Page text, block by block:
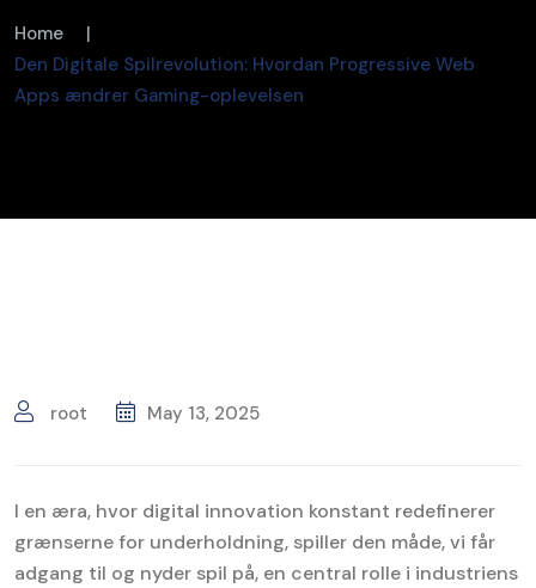
Home
|
Den Digitale Spilrevolution: Hvordan Progressive Web
Apps ændrer Gaming-oplevelsen
root May 13, 2025
I en æra, hvor digital innovation konstant redefinerer
grænserne for underholdning, spiller den måde, vi får
adgang til og nyder spil på, en central rolle i industriens